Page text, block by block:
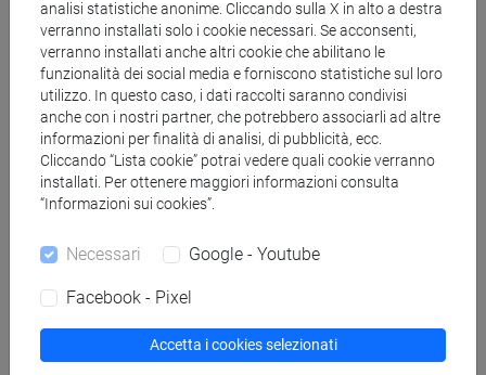
studio n.14, piano terra, ala C2
Il ricevimento si terrà di norma in modalità telematica; per
prenotare un appuntamento: g.vaia@unive.it
Venice – San Giobbe – Venice School of Management– C2
building – ground floor – room n.14
Office hours are offered online; to book a meeting:
g.vaia@unive.it
segui il feed
analisi statistiche anonime. Cliccando sulla X in alto a destra
verranno installati solo i cookie necessari. Se acconsenti,
verranno installati anche altri cookie che abilitano le
funzionalità dei social media e forniscono statistiche sul loro
utilizzo. In questo caso, i dati raccolti saranno condivisi
anche con i nostri partner, che potrebbero associarli ad altre
informazioni per finalità di analisi, di pubblicità, ecc.
Cliccando “Lista cookie” potrai vedere quali cookie verranno
installati. Per ottenere maggiori informazioni consulta
“Informazioni sui cookies”.
Necessari Google - Youtube
Facebook - Pixel
Accetta i cookies selezionati